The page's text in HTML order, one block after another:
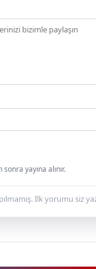
yayına alınır.
İlk yorumu siz